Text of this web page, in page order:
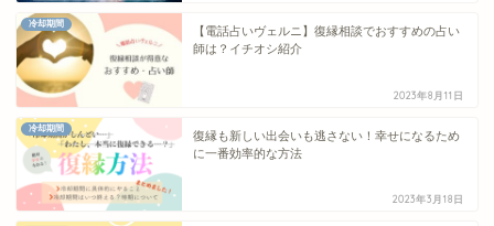
冷却期間
【電話占いヴェルニ】復縁相談でおすすめの占い
師は？イチオシ紹介
2023年8月11日
冷却期間
復縁も新しい出会いも逃さない！幸せになるため
に一番効率的な方法
2023年3月18日